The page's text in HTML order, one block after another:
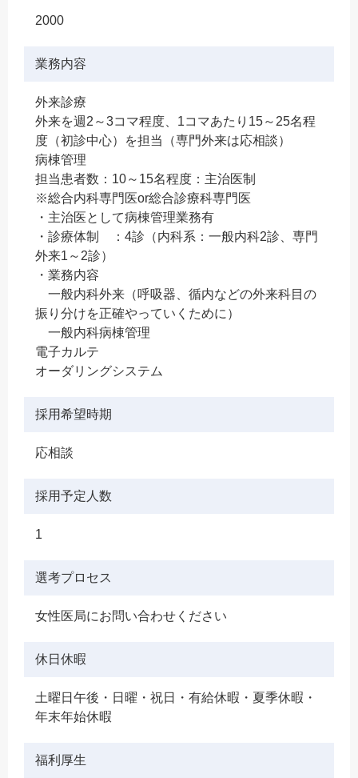
2000
業務内容
外来診療
外来を週2～3コマ程度、1コマあたり15～25名程
度（初診中心）を担当（専門外来は応相談）
病棟管理
担当患者数：10～15名程度：主治医制
※総合内科専門医or総合診療科専門医
・主治医として病棟管理業務有
・診療体制 ：4診（内科系：一般内科2診、専門
外来1～2診）
・業務内容
一般内科外来（呼吸器、循内などの外来科目の
振り分けを正確やっていくために）
一般内科病棟管理
電子カルテ
オーダリングシステム
採用希望時期
応相談
採用予定人数
1
選考プロセス
女性医局にお問い合わせください
休日休暇
土曜日午後・日曜・祝日・有給休暇・夏季休暇・
年末年始休暇
福利厚生